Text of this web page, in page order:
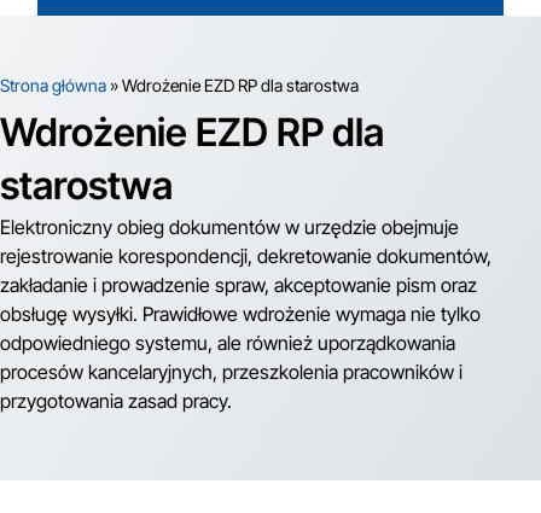
Strona główna»Wdrożenie EZD RP dla starostwa
Wdrożenie EZD RP dla
starostwa
Elektroniczny obieg dokumentów w urzędzie obejmuje
rejestrowanie korespondencji, dekretowanie dokumentów,
zakładanie i prowadzenie spraw, akceptowanie pism oraz
obsługę wysyłki. Prawidłowe wdrożenie wymaga nie tylko
odpowiedniego systemu, ale również uporządkowania
procesów kancelaryjnych, przeszkolenia pracowników i
przygotowania zasad pracy.